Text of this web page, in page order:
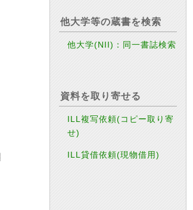
他大学等の蔵書を検索
他大学(NII)：同一書誌検索
資料を取り寄せる
ILL複写依頼(コピー取り寄
せ)
ILL貸借依頼(現物借用)